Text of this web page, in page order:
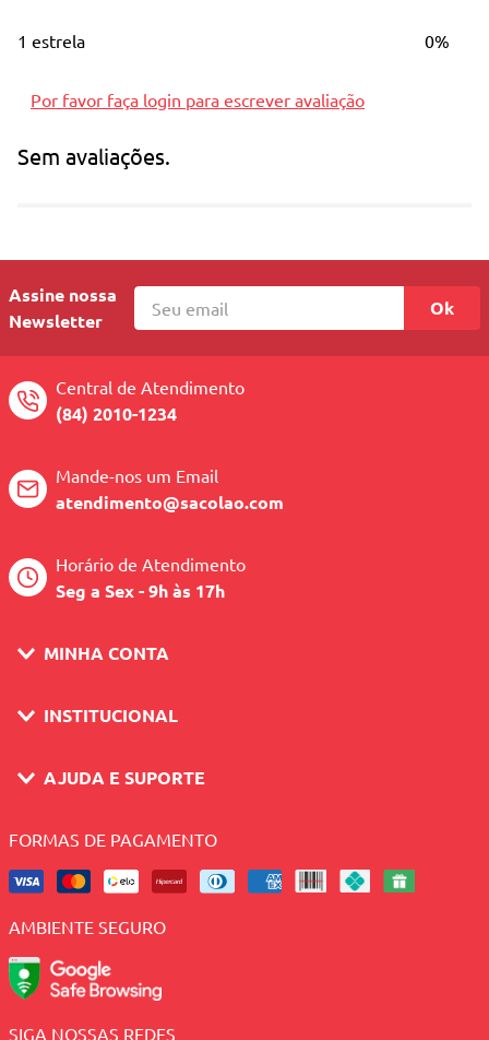
1 estrela 0%
Por favor faça login para escrever avaliação
Sem avaliações.
Assine nossa
Newsletter
Ok
Central de Atendimento
(84) 2010-1234
Mande-nos um Email
atendimento@sacolao.com
Horário de Atendimento
Seg a Sex - 9h às 17h
MINHA CONTA
INSTITUCIONAL
AJUDA E SUPORTE
FORMAS DE PAGAMENTO
AMBIENTE SEGURO
SIGA NOSSAS REDES